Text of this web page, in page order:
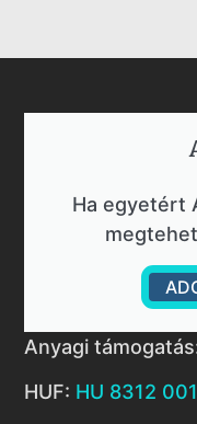
Ha egyetért
Anyagi
HUF: HU 8312